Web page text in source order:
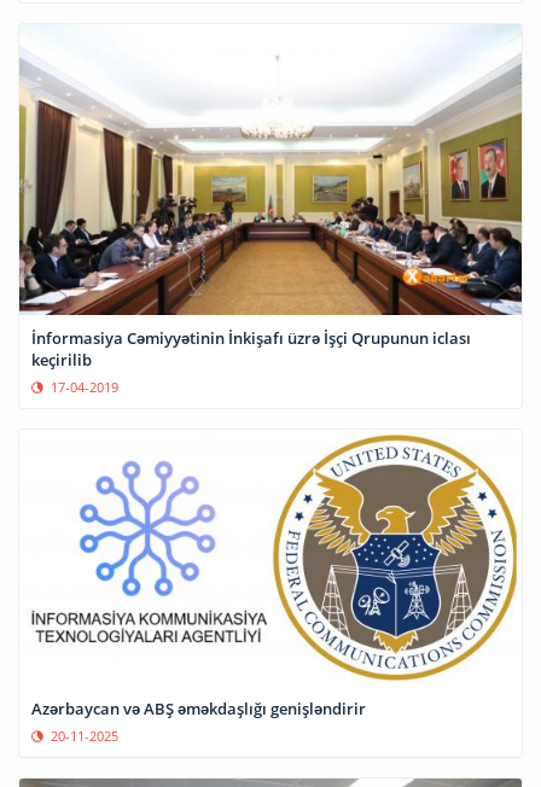
İnformasiya Cəmiyyətinin İnkişafı üzrə İşçi Qrupunun iclası
keçirilib
17-04-2019
Azərbaycan və ABŞ əməkdaşlığı genişləndirir
20-11-2025